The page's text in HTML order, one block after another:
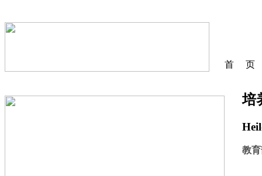
首 页
培
教